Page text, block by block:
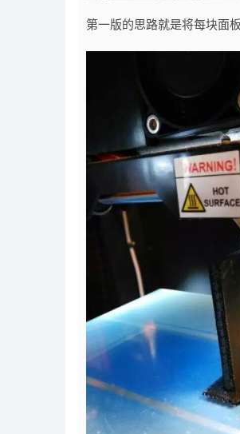
第一版的思路就是将每块面